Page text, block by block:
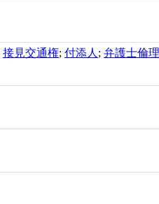
接見交通権; 付添人 ; 弁護士倫理